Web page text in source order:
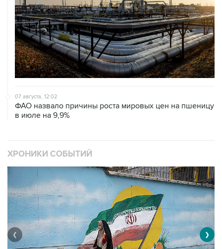
07 августа, 12:02
ФАО назвало причины роста мировых цен на пшеницу
в июле на 9,9%
ХРОНИКИ СОБЫТИЙ
❮ ❯